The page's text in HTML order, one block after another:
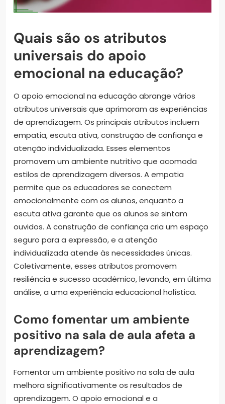
Quais são os atributos
universais do apoio
emocional na educação?
O apoio emocional na educação abrange vários
atributos universais que aprimoram as experiências
de aprendizagem. Os principais atributos incluem
empatia, escuta ativa, construção de confiança e
atenção individualizada. Esses elementos
promovem um ambiente nutritivo que acomoda
estilos de aprendizagem diversos. A empatia
permite que os educadores se conectem
emocionalmente com os alunos, enquanto a
escuta ativa garante que os alunos se sintam
ouvidos. A construção de confiança cria um espaço
seguro para a expressão, e a atenção
individualizada atende às necessidades únicas.
Coletivamente, esses atributos promovem
resiliência e sucesso acadêmico, levando, em última
análise, a uma experiência educacional holística.
Como fomentar um ambiente
positivo na sala de aula afeta a
aprendizagem?
Fomentar um ambiente positivo na sala de aula
melhora significativamente os resultados de
aprendizagem. O apoio emocional e a